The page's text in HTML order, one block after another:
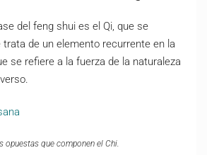
del feng shui es el Qi, que se
trata de un elemento recurrente en la
se refiere a la fuerza de la naturaleza
opuestas que componen el Chi.